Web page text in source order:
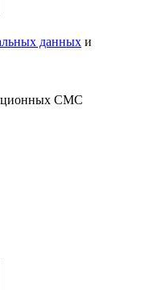
данных и
СМС